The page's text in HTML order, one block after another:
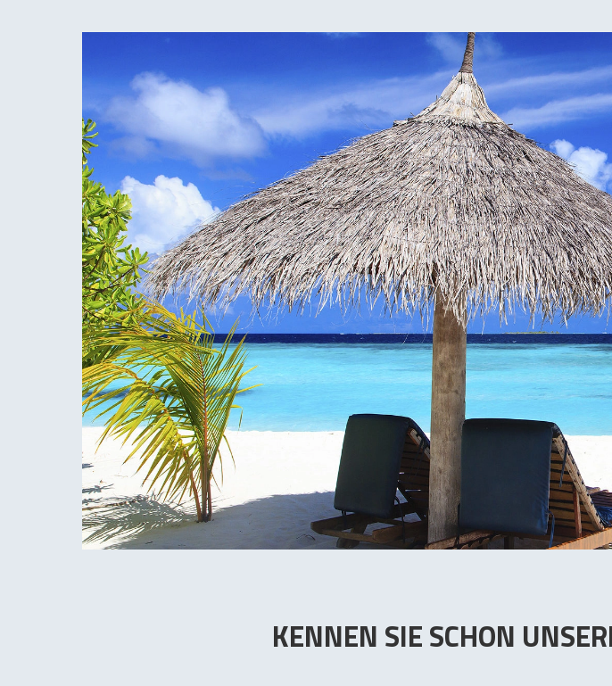
KENNEN SIE SCHON